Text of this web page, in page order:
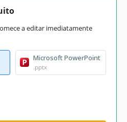
a editar imediatamente
Microsoft PowerPoint
.pptx